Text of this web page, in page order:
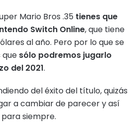
Mario Bros .35 tienes que
Switch Online, que tiene
al año. Pero por lo que se
que sólo podremos jugarlo
del 2021.
del éxito del título, quizás
a cambiar de parecer y así
siempre.